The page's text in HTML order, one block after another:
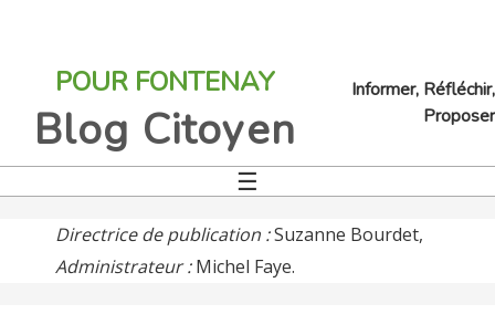
navigationPOUR FONTENAY
Blog Citoyen
Informer, Réfléchir,
Proposer
☰
Directrice de publication :Suzanne Bourdet,
Administrateur :Michel Faye.